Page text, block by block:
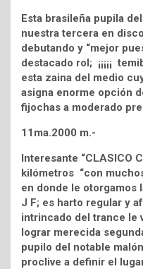
Esta brasileña pupila
nuestra tercera en
debutando y “mejor
destacado rol; ¡¡¡¡¡
esta zaina del medio
asigna enorme opción
fijochas a moderado
11ma.2000 m.-
Interesante “CLASICO
kilómetros “con
en donde le otorgamos
J F; es harto regular y
intrincado del trance le
lograr merecida
pupilo del notable
proclive a definir el